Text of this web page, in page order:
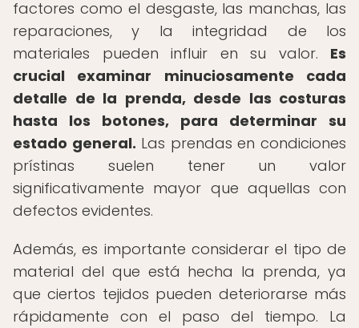
factores como el desgaste, las manchas, las
reparaciones, y la integridad de los
materiales pueden influir en su valor. Es
crucial examinar minuciosamente cada
detalle de la prenda, desde las costuras
hasta los botones, para determinar su
estado general. Las prendas en condiciones
prístinas suelen tener un valor
significativamente mayor que aquellas con
defectos evidentes.
Además, es importante considerar el tipo de
material del que está hecha la prenda, ya
que ciertos tejidos pueden deteriorarse más
rápidamente con el paso del tiempo. La